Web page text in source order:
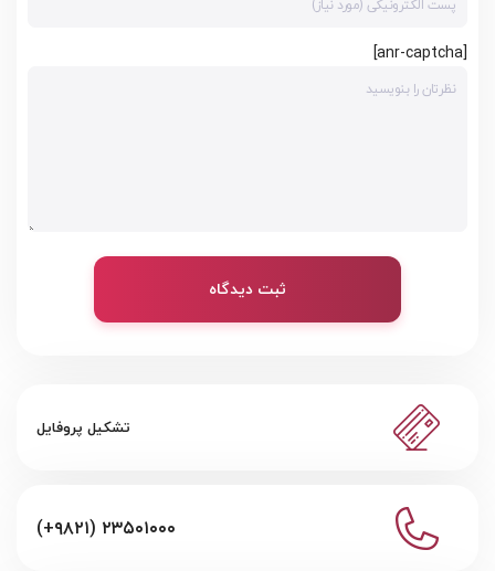
[anr-captcha]
ثبت دیدگاه
تشکیل پروفایل
(+۹۸۲۱) ۲۳۵۰۱۰۰۰